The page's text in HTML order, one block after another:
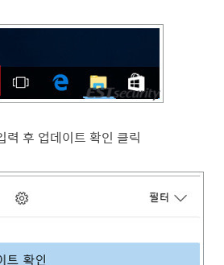
후 업데이트 확인 클릭